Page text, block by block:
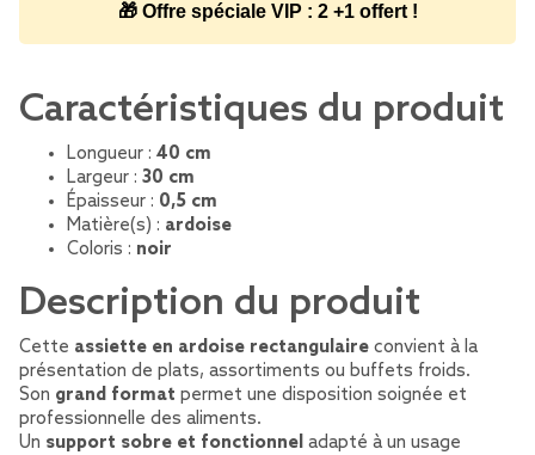
🎁 Offre spéciale VIP : 2 +1 offert !
Caractéristiques du produit
Longueur : 40 cm
Largeur : 30 cm
Épaisseur : 0,5 cm
Matière(s) : ardoise
Coloris : noir
Description du produit
Cette assiette en ardoise rectangulaire convient à la
présentation de plats, assortiments ou buffets froids.
Son grand format permet une disposition soignée et
professionnelle des aliments.
Un support sobre et fonctionnel adapté à un usage